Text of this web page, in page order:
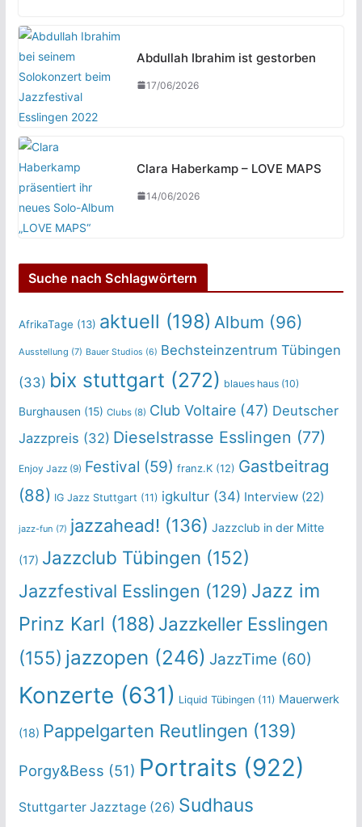
Abdullah Ibrahim ist gestorben
17/06/2026
Clara Haberkamp – LOVE MAPS
14/06/2026
Suche nach Schlagwörtern
AfrikaTage (13) aktuell (198) Album (96)
Ausstellung (7) Bauer Studios (6) Bechsteinzentrum Tübingen
(33) bix stuttgart (272) blaues haus(10)
Burghausen (15) Clubs(8) Club Voltaire(47) Deutscher
Jazzpreis (32) Dieselstrasse Esslingen (77)
Enjoy Jazz(9) Festival (59) franz.K(12) Gastbeitrag
(88) IG Jazz Stuttgart (11) igkultur(34) Interview(22)
jazz-fun (7) jazzahead! (136) Jazzclub in der Mitte
(17) Jazzclub Tübingen (152)
Jazzfestival Esslingen (129) Jazz im
Prinz Karl (188) Jazzkeller Esslingen
(155) jazzopen (246) JazzTime (60)
Konzerte (631) Liquid Tübingen(11) Mauerwerk
(18) Pappelgarten Reutlingen (139)
Porgy&Bess (51) Portraits (922)
Stuttgarter Jazztage(26) Sudhaus